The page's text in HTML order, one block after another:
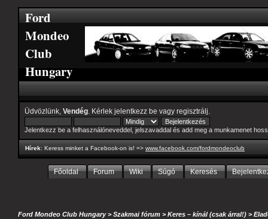
Ford
Mondeo
Club
Hungary
Üdvözlünk, Vendég . Kérlek jelentkezz be vagy regisztrálj
Jelentkezz be a felhasználóneveddel, jelszavaddal és add meg a munkamenet
Hírek: Keress minket a Facebook-on is! => www.facebook.com/fordmondeoclub
Főoldal Forum Wiki Súgó Keresés
Ford Mondeo Club Hungary>Szakmai fórum >Keres – kínál (csak árral!) >